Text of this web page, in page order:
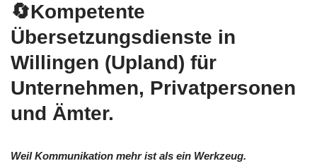
🔄Kompetente
Übersetzungsdienste in
Willingen (Upland) für
Unternehmen, Privatpersonen
und Ämter.
Weil Kommunikation mehr ist als ein Werkzeug.